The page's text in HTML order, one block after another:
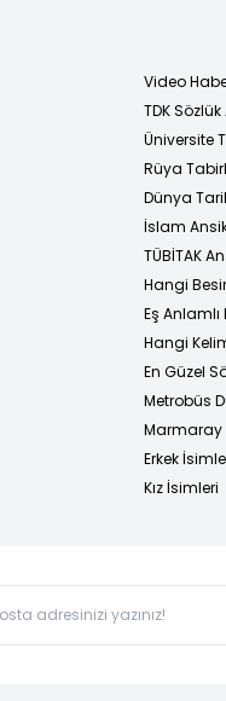
Video
TDK
Üniversite
Rüya
Dünya
İslam
TÜBİTAK
Hangi
Eş
Hangi
En Güzel
Metrobüs
Marmaray
Erkek
Kız İsimleri